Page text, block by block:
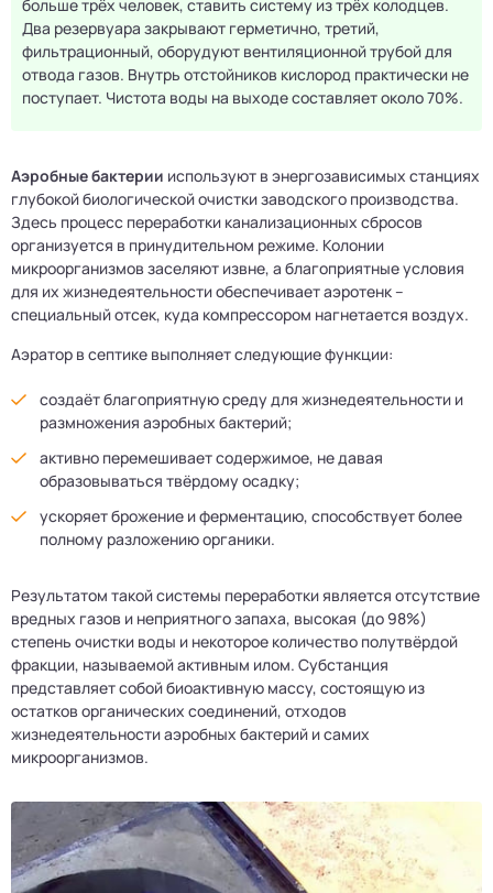
больше трёх человек, ставить систему из трёх колодцев.
Два резервуара закрывают герметично, третий,
фильтрационный, оборудуют вентиляционной трубой для
отвода газов. Внутрь отстойников кислород практически не
поступает. Чистота воды на выходе составляет около 70%.
Аэробные бактерии используют в энергозависимых станциях
глубокой биологической очистки заводского производства.
Здесь процесс переработки канализационных сбросов
организуется в принудительном режиме. Колонии
микроорганизмов заселяют извне, а благоприятные условия
для их жизнедеятельности обеспечивает аэротенк –
специальный отсек, куда компрессором нагнетается воздух.
Аэратор в септике выполняет следующие функции:
создаёт благоприятную среду для жизнедеятельности и
размножения аэробных бактерий;
активно перемешивает содержимое, не давая
образовываться твёрдому осадку;
ускоряет брожение и ферментацию, способствует более
полному разложению органики.
Результатом такой системы переработки является отсутствие
вредных газов и неприятного запаха, высокая (до 98%)
степень очистки воды и некоторое количество полутвёрдой
фракции, называемой активным илом. Субстанция
представляет собой биоактивную массу, состоящую из
остатков органических соединений, отходов
жизнедеятельности аэробных бактерий и самих
микроорганизмов.